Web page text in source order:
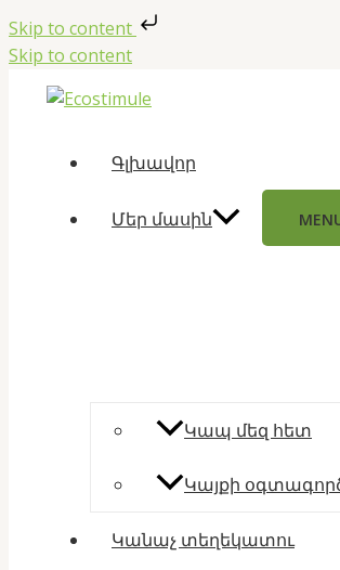
Skip to content
Skip to content
Գլխավոր
Մեր մասին
Կապ մեզ հետ
Կայքի
Կանաչ տեղեկատու